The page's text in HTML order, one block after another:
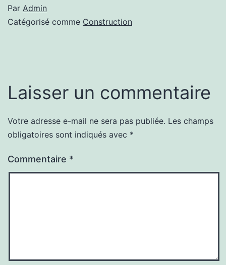
Par Admin
Catégorisé comme Construction
Laisser un commentaire
Votre adresse e-mail ne sera pas publiée. Les champs
obligatoires sont indiqués avec *
Commentaire *
Alternative: